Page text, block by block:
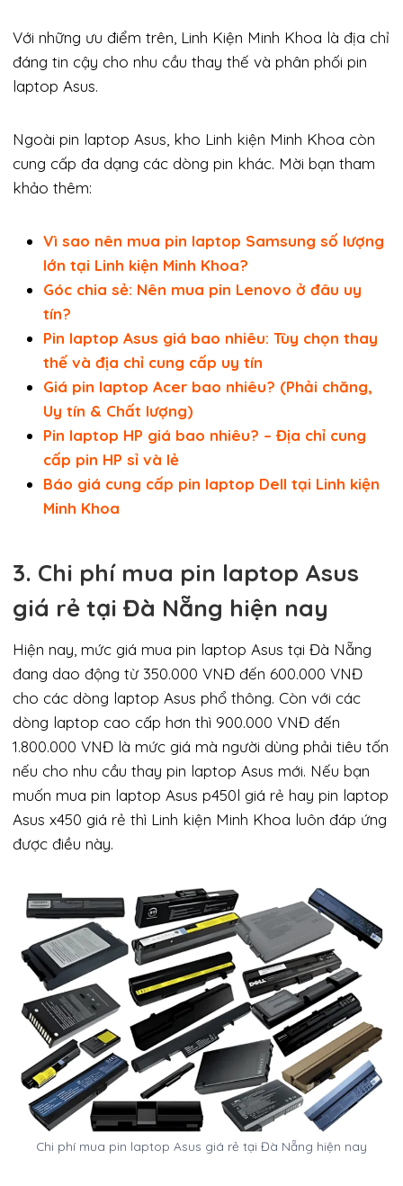
Với những ưu điểm trên, Linh Kiện Minh Khoa là địa chỉ
đáng tin cậy cho nhu cầu thay thế và phân phối pin
laptop Asus.
Ngoài pin laptop Asus, kho Linh kiện Minh Khoa còn
cung cấp đa dạng các dòng pin khác. Mời bạn tham
khảo thêm:
Vì sao nên mua pin laptop Samsung số lượng
lớn tại Linh kiện Minh Khoa?
Góc chia sẻ: Nên mua pin Lenovo ở đâu uy
tín?
Pin laptop Asus giá bao nhiêu: Tùy chọn thay
thế và địa chỉ cung cấp uy tín
Giá pin laptop Acer bao nhiêu? (Phải chăng,
Uy tín & Chất lượng)
Pin laptop HP giá bao nhiêu? – Địa chỉ cung
cấp pin HP sỉ và lẻ
Báo giá cung cấp pin laptop Dell tại Linh kiện
Minh Khoa
3. Chi phí mua pin laptop Asus
giá rẻ tại Đà Nẵng hiện nay
Hiện nay, mức giá mua pin laptop Asus tại Đà Nẵng
đang dao động từ 350.000 VNĐ đến 600.000 VNĐ
cho các dòng laptop Asus phổ thông. Còn với các
dòng laptop cao cấp hơn thì 900.000 VNĐ đến
1.800.000 VNĐ là mức giá mà người dùng phải tiêu tốn
nếu cho nhu cầu thay pin laptop Asus mới. Nếu bạn
muốn mua pin laptop Asus p450l giá rẻ hay pin laptop
Asus x450 giá rẻ thì Linh kiện Minh Khoa luôn đáp ứng
được điều này.
Chi phí mua pin laptop Asus giá rẻ tại Đà Nẵng hiện nay